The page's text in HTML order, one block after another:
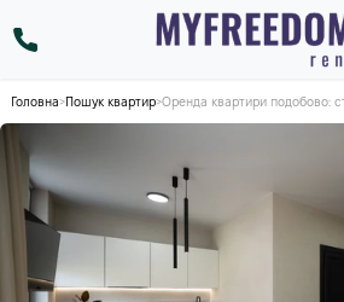
Головна>Пошук квартир>Оренда квартири подобово: